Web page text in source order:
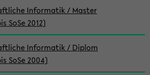
Informatik / Master
SoSe 2012)
Informatik / Diplom
SoSe 2004)